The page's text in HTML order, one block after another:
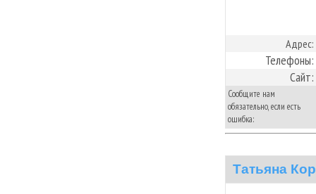
Адрес:
Телефоны:
Сайт:
Сообщите нам
обязательно, если есть
ошибка:
Татьяна